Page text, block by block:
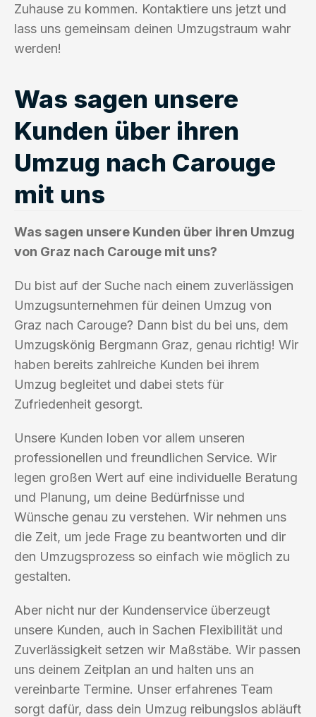
Zuhause zu kommen. Kontaktiere uns jetzt und
lass uns gemeinsam deinen Umzugstraum wahr
werden!
Was sagen unsere
Kunden über ihren
Umzug nach Carouge
mit uns
Was sagen unsere Kunden über ihren Umzug
von Graz nach Carouge mit uns?
Du bist auf der Suche nach einem zuverlässigen
Umzugsunternehmen für deinen Umzug von
Graz nach Carouge? Dann bist du bei uns, dem
Umzugskönig Bergmann Graz, genau richtig! Wir
haben bereits zahlreiche Kunden bei ihrem
Umzug begleitet und dabei stets für
Zufriedenheit gesorgt.
Unsere Kunden loben vor allem unseren
professionellen und freundlichen Service. Wir
legen großen Wert auf eine individuelle Beratung
und Planung, um deine Bedürfnisse und
Wünsche genau zu verstehen. Wir nehmen uns
die Zeit, um jede Frage zu beantworten und dir
den Umzugsprozess so einfach wie möglich zu
gestalten.
Aber nicht nur der Kundenservice überzeugt
unsere Kunden, auch in Sachen Flexibilität und
Zuverlässigkeit setzen wir Maßstäbe. Wir passen
uns deinem Zeitplan an und halten uns an
vereinbarte Termine. Unser erfahrenes Team
sorgt dafür, dass dein Umzug reibungslos abläuft